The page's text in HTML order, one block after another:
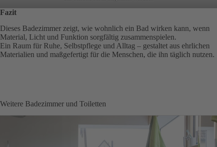
Fazit
Dieses Badezimmer zeigt, wie wohnlich ein Bad wirken kann, wenn
Material, Licht und Funktion sorgfältig zusammenspielen.
Ein Raum für Ruhe, Selbstpflege und Alltag – gestaltet aus ehrlichen
Materialien und maßgefertigt für die Menschen, die ihn täglich nutzen.
Weitere Badezimmer und Toiletten